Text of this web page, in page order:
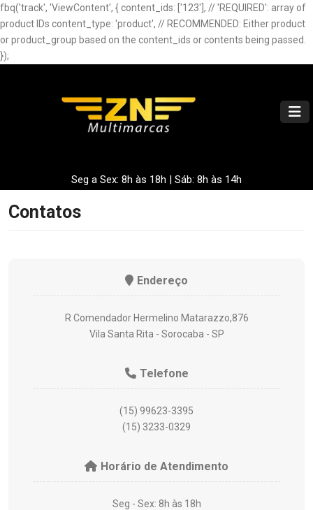
fbq('track', 'ViewContent', { content_ids: ['123'], // 'REQUIRED': array of
product IDs content_type: 'product', // RECOMMENDED: Either product
or product_group based on the content_ids or contents being passed.
});
Seg a Sex: 8h às 18h | Sáb: 8h às 14h
Contatos
Endereço
R Comendador Hermelino Matarazzo,876
Vila Santa Rita - Sorocaba - SP
Telefone
(15) 99623-3395
(15) 3233-0329
Horário de Atendimento
Seg - Sex: 8h às 18h